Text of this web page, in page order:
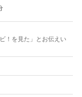
！を見た」とお伝えい